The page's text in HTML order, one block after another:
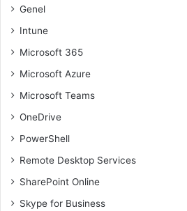
Genel
Intune
Microsoft 365
Microsoft Azure
Microsoft Teams
OneDrive
PowerShell
Remote Desktop Services
SharePoint Online
Skype for Business